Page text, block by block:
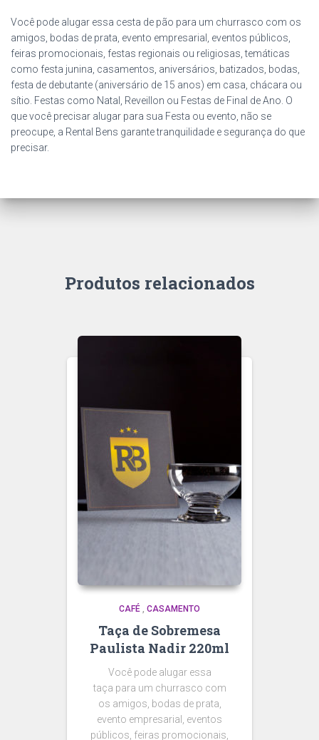
Você pode alugar essa cesta de pão para um churrasco com os
amigos, bodas de prata, evento empresarial, eventos públicos,
feiras promocionais, festas regionais ou religiosas, temáticas
como festa junina, casamentos, aniversários, batizados, bodas,
festa de debutante (aniversário de 15 anos) em casa, chácara ou
sítio. Festas como Natal, Reveillon ou Festas de Final de Ano. O
que você precisar alugar para sua Festa ou evento, não se
preocupe, a Rental Bens garante tranquilidade e segurança do que
precisar.
Produtos relacionados
CAFÉ , CASAMENTO
Taça de Sobremesa
Paulista Nadir 220ml
Você pode alugar essa
taça para um churrasco com
os amigos, bodas de prata,
evento empresarial, eventos
públicos, feiras promocionais,